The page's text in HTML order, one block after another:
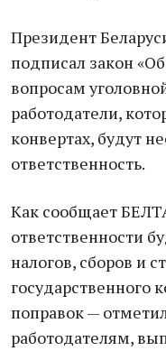
Президент
подписал закон
вопросам
работодатели,
конвертах, будут
ответственность.
Как сообщает
ответственности
налогов, сборов и
государственного
поправок —
работодателям,